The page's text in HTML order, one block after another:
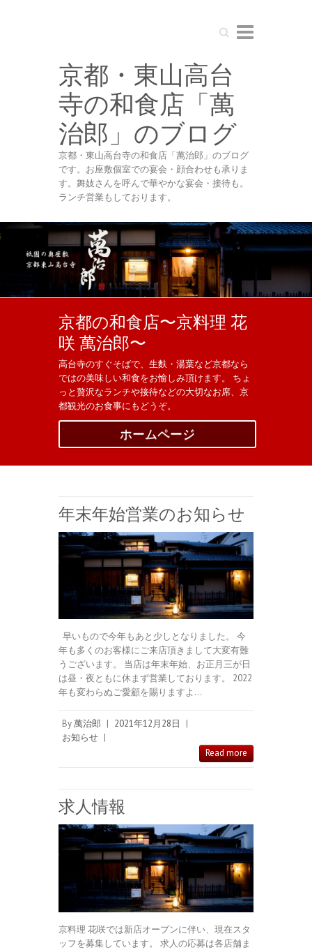
Search
京都・東山高台
寺の和食店「萬
治郎」のブログ
京都・東山高台寺の和食店「萬治郎」のブログ
です。お座敷個室での宴会・顔合わせも承りま
す。舞妓さんを呼んで華やかな宴会・接待も。
ランチ営業もしております。
京都の和食店〜京料理 花
咲 萬治郎〜
高台寺のすぐそばで、生麩・湯葉など京都なら
ではの美味しい和食をお愉しみ頂けます。 ちょ
っと贅沢なランチや接待などの大切なお席、京
都観光のお食事にもどうぞ。
ホームページ
年末年始営業のお知らせ
早いもので今年もあと少しとなりました。 今
年も多くのお客様にご来店頂きまして大変有難
うございます。 当店は年末年始、お正月三が日
は昼・夜ともに休まず営業しております。 2022
年も変わらぬご愛顧を賜りますよ…
By萬治郎 | 2021年12月28日
|
お知らせ |
Read more
求人情報
京料理 花咲では新店オープンに伴い、現在スタ
ッフを募集しています。 求人の応募は各店舗ま